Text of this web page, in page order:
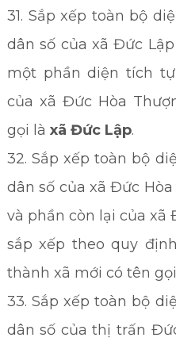
31. Sắp xếp toàn bộ
dân số của xã Đức
một phần diện tích
của xã Đức Hòa
gọi là xã Đức Lập.
32. Sắp xếp toàn bộ
dân số của xã Đức
và phần còn lại của xã
sắp xếp theo quy
thành xã mới có tên
33. Sắp xếp toàn bộ
dân số của thị trấn